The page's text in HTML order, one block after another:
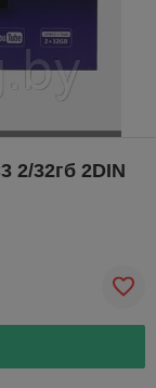
2/32гб 2DIN